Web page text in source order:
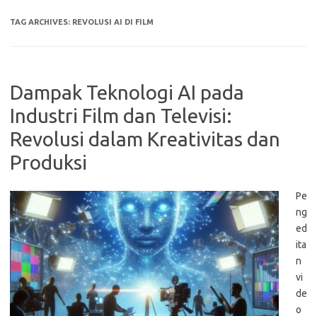
TAG ARCHIVES: REVOLUSI AI DI FILM
Dampak Teknologi AI pada
Industri Film dan Televisi:
Revolusi dalam Kreativitas dan
Produksi
Pe
ng
ed
ita
n
vi
de
o